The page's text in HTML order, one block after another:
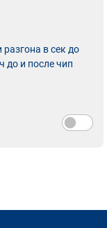
в сек до
до и после чип